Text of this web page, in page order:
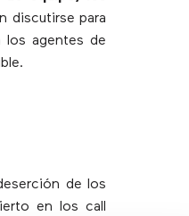
discutirse para
los agentes de
de los
en los call